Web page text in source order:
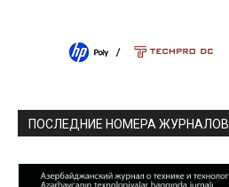
ПОСЛЕДНИЕ НОМЕРА ЖУРНАЛОВ